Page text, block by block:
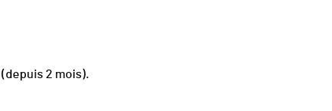
(depuis 2 mois).